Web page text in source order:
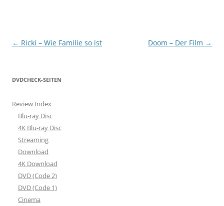
Beitragsnavigation
← Ricki – Wie Familie so ist Doom – Der Film →
DVDCHECK-SEITEN
Review Index
Blu-ray Disc
4K Blu-ray Disc
Streaming
Download
4K Download
DVD (Code 2)
DVD (Code 1)
Cinema